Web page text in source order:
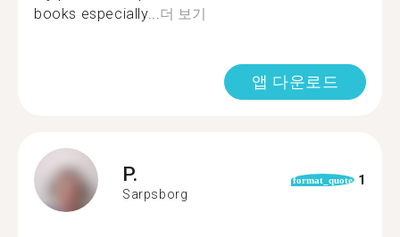
books especially...더 보기
앱 다운로드
P.
Sarpsborg
format_quote 1